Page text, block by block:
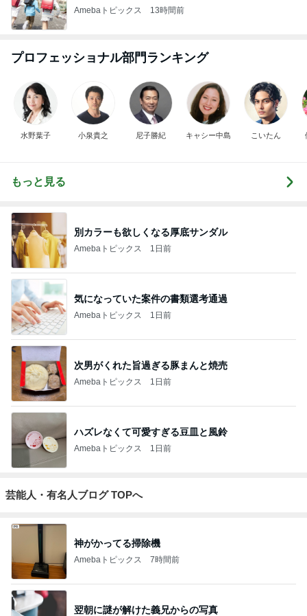
Amebaトピックス 13時間前
プロフェッショナル部門ランキング
水野葉子 小泉貴之 尼子勝紀 キャシー中島 こいたん
もっと見る
別カラーも欲しくなる厚底サンダル
Amebaトピックス 1日前
気になっていた案件の書類選考通過
Amebaトピックス 1日前
次男がくれた旨過ぎる豚まんと焼売
Amebaトピックス 1日前
ハズレなくて可愛すぎる豆皿と風鈴
Amebaトピックス 1日前
芸能人・有名人ブログ TOPへ
神がかってる掃除機
Amebaトピックス 7時間前
翌朝に謎が解けた義兄からの写真